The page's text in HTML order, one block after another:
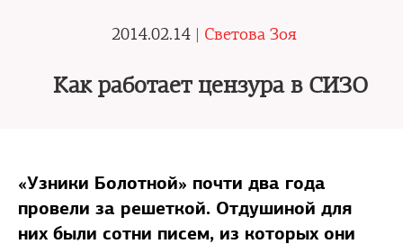
2014.02.14 | Светова Зоя
Как работает цензура в СИЗО
«Узники Болотной» почти два года
провели за решеткой. Отдушиной для
них были сотни писем, из которых они